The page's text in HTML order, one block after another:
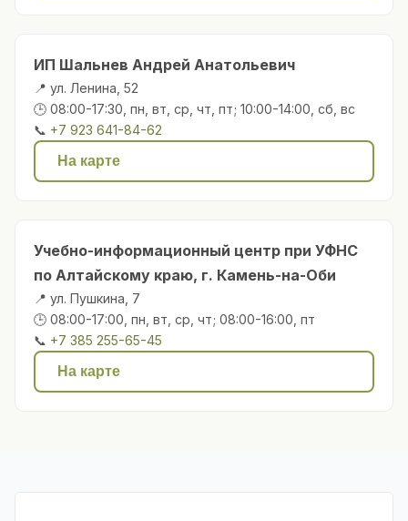
ИП Шальнев Андрей Анатольевич
📍 ул. Ленина, 52
🕒 08:00-17:30, пн, вт, ср, чт, пт; 10:00-14:00, сб, вс
📞 +7 923 641-84-62
На карте
Учебно-информационный центр при УФНС
по Алтайскому краю, г. Камень-на-Оби
📍 ул. Пушкина, 7
🕒 08:00-17:00, пн, вт, ср, чт; 08:00-16:00, пт
📞 +7 385 255-65-45
На карте